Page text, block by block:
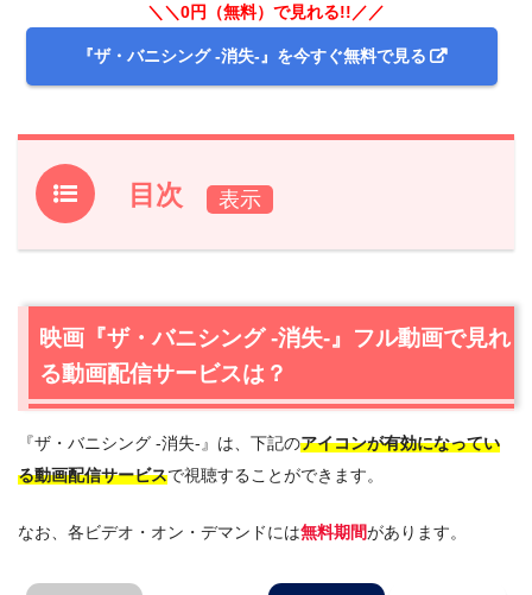
＼＼0円（無料）で見れる!!／／
『ザ・バニシング -消失-』を今すぐ無料で見る
目次
1.映画『ザ・バニシング -消失-』フル動画で見れる動画配
TVが一番おすすめ
1.2映画『ザ・バニシング -消失-』を最安値で見るなら
Amazonプライムビデオ
2. 『ザ・バニシング -消失-』作品情報
2.1『ザ・バニシング -消失-』あらすじ
『ザ・バニシング -消失-』キャスト・登場人物
映画『ザ・バニシング -消失-』フル動画で見れ
る動画配信サービスは？
『ザ・バニシング -消失-』は、下記のアイコンが有効になってい
る動画配信サービスで視聴することができます。
なお、各ビデオ・オン・デマンドには無料期間があります。